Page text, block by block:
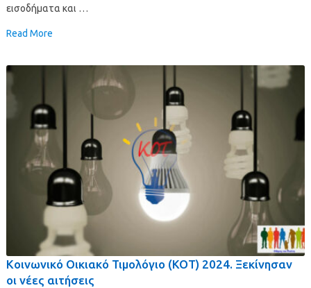
εισοδήματα και …
Read More
Κοινωνικό Οικιακό Τιμολόγιο (ΚΟΤ) 2024. Ξεκίνησαν
οι νέες αιτήσεις